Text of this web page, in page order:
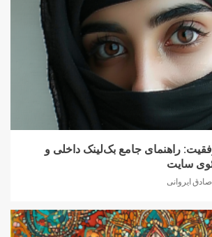
راهنمای جامع بک‌لینک داخلی و
سایت
صادق ایروانی